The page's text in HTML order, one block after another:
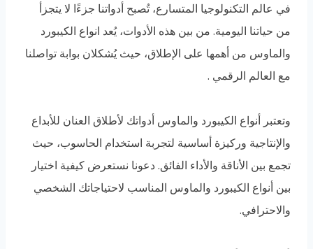
في عالم التكنولوجيا المتسارع، تُصبح أدواتنا جزءًا لا يتجزأ
من حياتنا اليومية. من بين هذه الأدوات، يُعد انواع الكيبورد
والماوس من أهمها على الإطلاق، حيث يُشكلان بوابة تواصلنا
مع العالم الرقمي .
وتعتبر أنواع الكيبورد والماوس أدواتك لأطلاق العنان للأبداع
والإنتاجية وركيزة أساسية لتجربة استخدام الحاسوب، حيث
تجمع بين الأناقة والأداء الفائق. دعونا نستعرض كيفية اختيار
بين أنواع الكيبورد والماوس المناسب لاحتياجاتك الشخصي
والاحترافي.